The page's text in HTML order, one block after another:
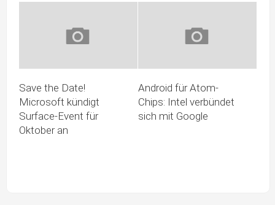
Save the Date!
Microsoft kündigt
Surface-Event für
Oktober an
Android für Atom-
Chips: Intel verbündet
sich mit Google